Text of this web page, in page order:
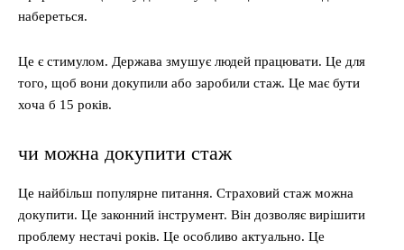
набереться.
Це є стимулом. Держава змушує людей працювати. Це для
того, щоб вони докупили або заробили стаж. Це має бути
хоча б 15 років.
чи можна докупити стаж
Це найбільш популярне питання. Страховий стаж можна
докупити. Це законний інструмент. Він дозволяє вирішити
проблему нестачі років. Це особливо актуально. Це